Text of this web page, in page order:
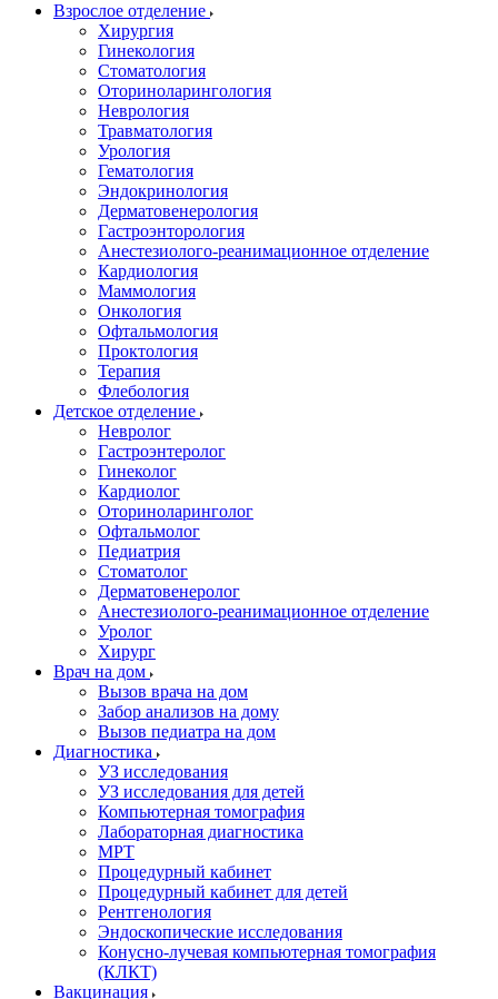
Взрослое отделение
Хирургия
Гинекология
Стоматология
Оториноларингология
Неврология
Травматология
Урология
Гематология
Эндокринология
Дерматовенерология
Гастроэнторология
Анестезиолого-реанимационное отделение
Кардиология
Маммология
Онкология
Офтальмология
Проктология
Терапия
Флебология
Детское отделение
Невролог
Гастроэнтеролог
Гинеколог
Кардиолог
Оториноларинголог
Офтальмолог
Педиатрия
Стоматолог
Дерматовенеролог
Анестезиолого-реанимационное отделение
Уролог
Хирург
Врач на дом
Вызов врача на дом
Забор анализов на дому
Вызов педиатра на дом
Диагностика
УЗ исследования
УЗ исследования для детей
Компьютерная томография
Лабораторная диагностика
МРТ
Процедурный кабинет
Процедурный кабинет для детей
Рентгенология
Эндоскопические исследования
Конусно-лучевая компьютерная томография
(КЛКТ)
Вакцинация